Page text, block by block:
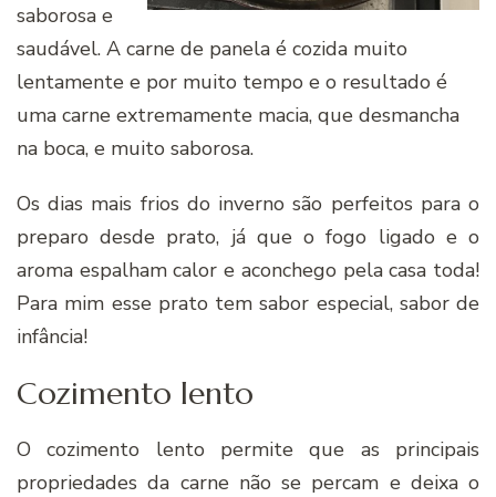
saborosa e
saudável. A carne de panela é cozida muito
lentamente e por muito tempo e o resultado é
uma carne extremamente macia, que desmancha
na boca, e muito saborosa.
Os dias mais frios do inverno são perfeitos para o
preparo desde prato, já que o fogo ligado e o
aroma espalham calor e aconchego pela casa toda!
Para mim esse prato tem sabor especial, sabor de
infância!
Cozimento lento
O cozimento lento permite que as principais
propriedades da carne não se percam e deixa o